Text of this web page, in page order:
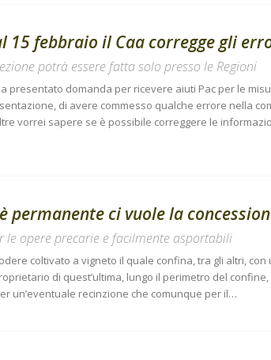
15 febbraio il Caa corregge gli
potrà essere fatta solo presso le Regioni
presentato domanda per ricevere aiuti Pac per le
di avere commesso qualche errore nella
vorrei sapere se è possibile correggere le
permanente ci vuole la
le opere precarie e facilmente asportabili
coltivato a vigneto il quale confina, tra gli altri, con
di quest’ultima, lungo il perimetro del
un’eventuale recinzione che comunque per il…